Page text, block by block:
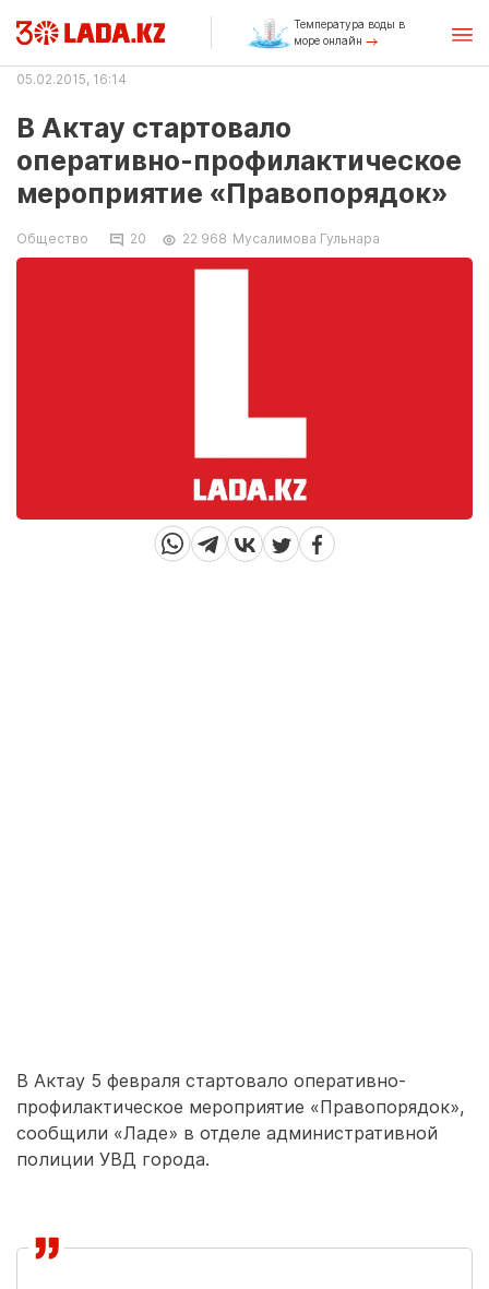
Температура воды в
море онлайн
05.02.2015, 16:14
В Актау стартовало
оперативно-профилактическое
мероприятие «Правопорядок»
Общество 20 22 968 Мусалимова Гульнара
В Актау 5 февраля стартовало оперативно-
профилактическое мероприятие «Правопорядок»,
сообщили «Ладе» в отделе административной
полиции УВД города.